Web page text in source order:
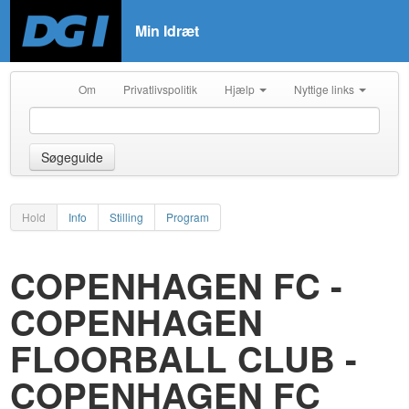
Min Idræt
Om Privatlivspolitik Hjælp Nyttige links
Søgeguide
Hold Info Stilling Program
COPENHAGEN FC -
COPENHAGEN
FLOORBALL CLUB -
COPENHAGEN FC